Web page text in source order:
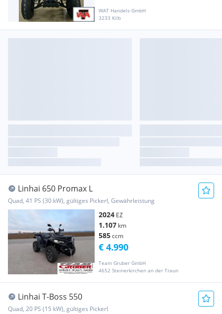
WAT Handels GmbH
3233 Kilb
Linhai 650 Promax L
Quad, 41 PS (30 kW), gültiges Pickerl, Gewährleistung
2024 EZ
1.107 km
585ccm
Team Gruber GmbH
4652 Steinerkirchen an der Traun
€ 4.990
Linhai T-Boss 550
Quad, 20 PS (15 kW), gültiges Pickerl